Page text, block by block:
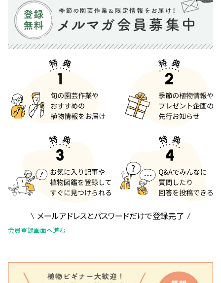
メールアドレスとパスワードだけで登録完了
会員登録画面へ進む